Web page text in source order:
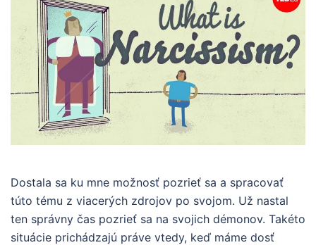
Dostala sa ku mne možnosť pozrieť sa a spracovať
túto tému z viacerých zdrojov po svojom. Už nastal
ten správny čas pozrieť sa na svojich démonov. Takéto
situácie prichádzajú práve vtedy, keď máme dosť